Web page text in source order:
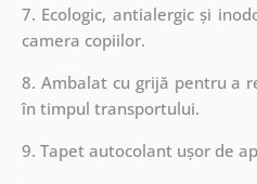
7. Ecologic, antialergic și
camera copiilor.
8. Ambalat cu grijă pentru a
în timpul transportului.
9. Tapet autocolant ușor de